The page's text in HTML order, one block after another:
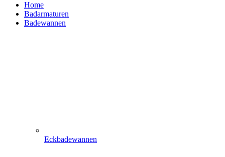
Home
Badarmaturen
Badewannen
Eckbadewannen